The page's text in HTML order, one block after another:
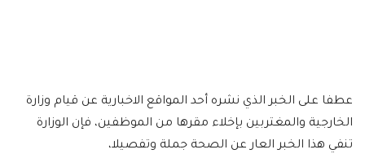
عطفا على الخبر الذي نشره أحد المواقع الاخبارية عن قيام وزارة
الخارجية والمغتربين بإخلاء مقرها من الموظفين، فإن الوزارة
تنفي هذا الخبر العار عن الصحة جملة وتفصيلا،